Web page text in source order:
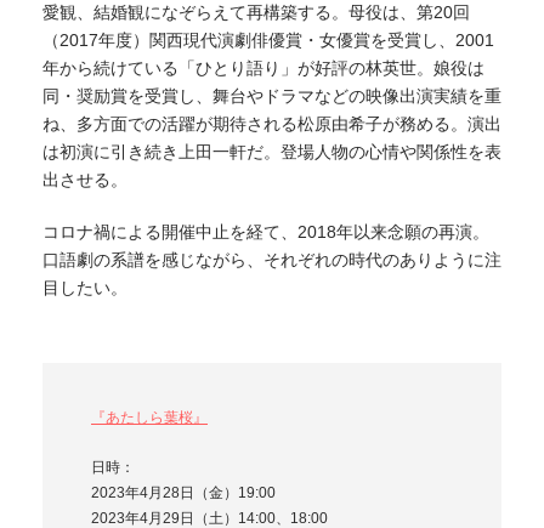
愛観、結婚観になぞらえて再構築する。母役は、第20回
（2017年度）関西現代演劇俳優賞・女優賞を受賞し、2001
年から続けている「ひとり語り」が好評の林英世。娘役は
同・奨励賞を受賞し、舞台やドラマなどの映像出演実績を重
ね、多方面での活躍が期待される松原由希子が務める。演出
は初演に引き続き上田一軒だ。登場人物の心情や関係性を表
出させる。
コロナ禍による開催中止を経て、2018年以来念願の再演。
口語劇の系譜を感じながら、それぞれの時代のありように注
目したい。
『あたしら葉桜』
日時：
2023年4月28日（金）19:00
2023年4月29日（土）14:00、18:00